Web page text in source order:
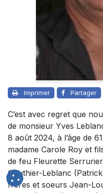
Imprimer Partager
C’est avec regret que
de monsieur Yves
8 août 2024, à l’âge de
madame Carole Roy et
de feu Fleurette
Gauthier-Leblanc
frères et soeurs Jean-